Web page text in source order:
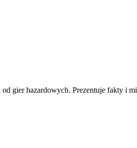
gier hazardowych. Prezentuje fakty i